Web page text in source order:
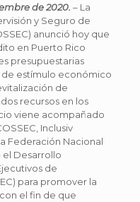
de2020. – La
y Seguro de
anunció hoy que
en Puerto Rico
presupuestarias
estímulo económico
de
recursos en los
viene acompañado
Inclusiv
Federación Nacional
Desarrollo
de
para promover la
el fin de que